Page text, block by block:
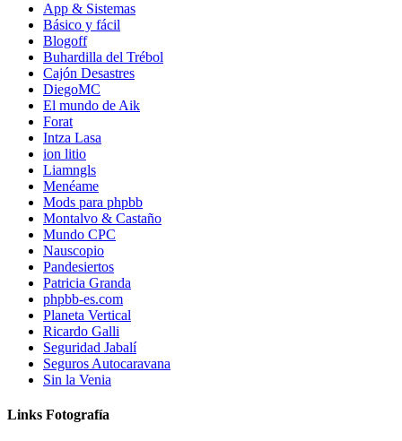
App & Sistemas
Básico y fácil
Blogoff
Buhardilla del Trébol
Cajón Desastres
DiegoMC
El mundo de Aik
Forat
Intza Lasa
ion litio
Liamngls
Menéame
Mods para phpbb
Montalvo & Castaño
Mundo CPC
Nauscopio
Pandesiertos
Patricia Granda
phpbb-es.com
Planeta Vertical
Ricardo Galli
Seguridad Jabalí
Seguros Autocaravana
Sin la Venia
Links Fotografía